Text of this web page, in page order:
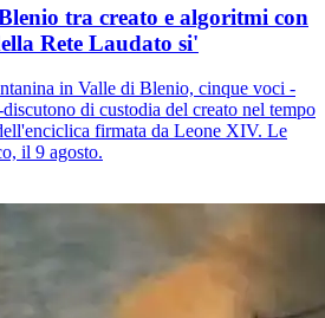
tra creato e algoritmi con
Rete Laudato si'
in Valle di Blenio, cinque voci -
di custodia del creato nel tempo
firmata da Leone XIV. Le
il 9 agosto.